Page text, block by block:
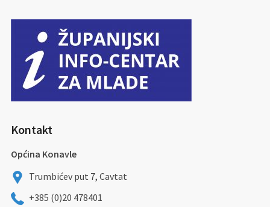
Kontakt
Općina Konavle
Trumbićev put 7, Cavtat
+385 (0)20 478401